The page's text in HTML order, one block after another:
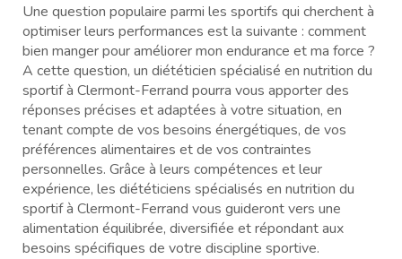
Une question populaire parmi les sportifs qui cherchent à
optimiser leurs performances est la suivante : comment
bien manger pour améliorer mon endurance et ma force ?
A cette question, un diététicien spécialisé en nutrition du
sportif à Clermont-Ferrand pourra vous apporter des
réponses précises et adaptées à votre situation, en
tenant compte de vos besoins énergétiques, de vos
préférences alimentaires et de vos contraintes
personnelles. Grâce à leurs compétences et leur
expérience, les diététiciens spécialisés en nutrition du
sportif à Clermont-Ferrand vous guideront vers une
alimentation équilibrée, diversifiée et répondant aux
besoins spécifiques de votre discipline sportive.